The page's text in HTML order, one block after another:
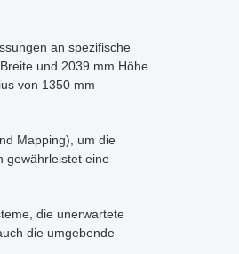
an spezifische
und 2039 mm Höhe
von 1350 mm
Mapping), um die
gewährleistet eine
die unerwartete
die umgebende